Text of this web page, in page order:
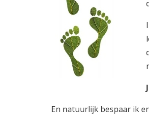
En natuurlijk bespaar ik